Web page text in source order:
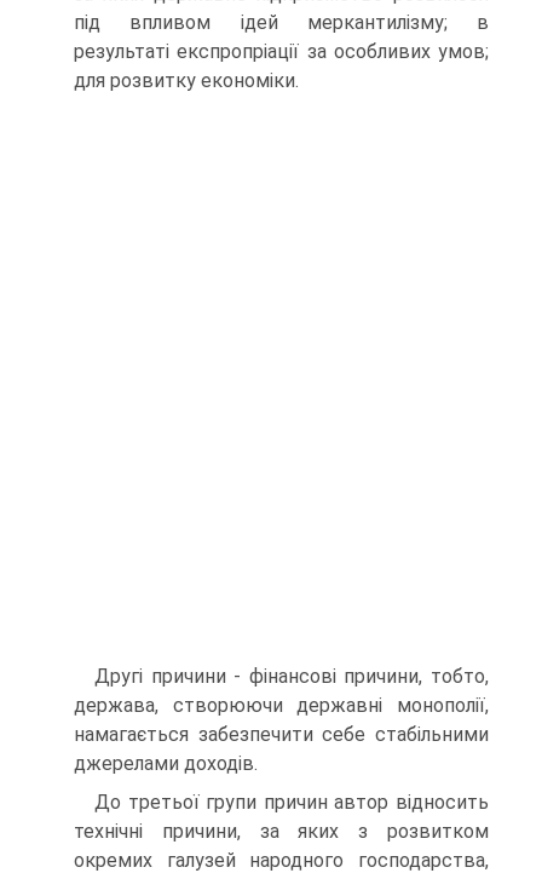
під впливом ідей меркантилізму; в
результаті експропріації за особливих умов;
для розвитку економіки.
Другі причини - фінансові причини, тобто,
держава, створюючи державні монополії,
намагається забезпечити себе стабільними
джерелами доходів.
До третьої групи причин автор відносить
технічні причини, за яких з розвитком
окремих галузей народного господарства,